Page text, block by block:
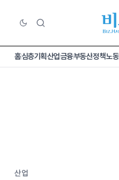
홈심층기획산업금융부동산정책노동
산업